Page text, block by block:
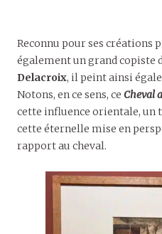
Reconnu pour ses créations
également un grand copiste
Delacroix, il peint ainsi
Notons, en ce sens, ce Cheval
cette influence orientale, un
cette éternelle mise en
rapport au cheval.